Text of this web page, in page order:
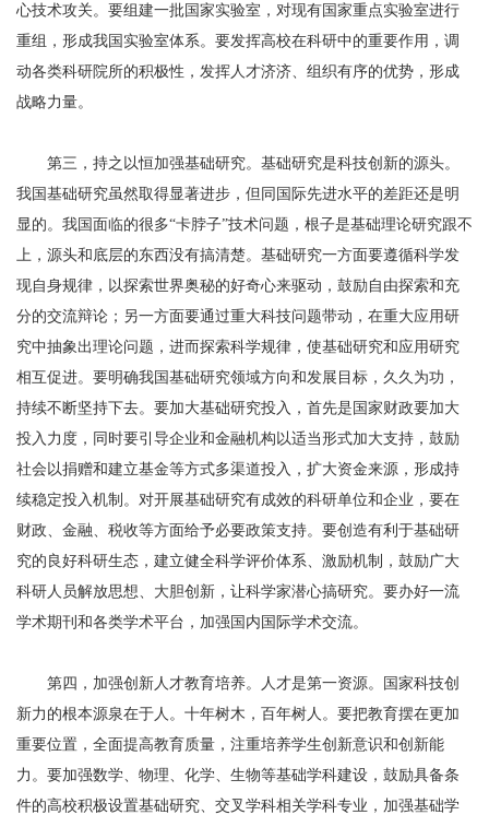
心技术攻关。要组建一批国家实验室，对现有国家重点实验室进行
重组，形成我国实验室体系。要发挥高校在科研中的重要作用，调
动各类科研院所的积极性，发挥人才济济、组织有序的优势，形成
战略力量。
第三，持之以恒加强基础研究。基础研究是科技创新的源头。
我国基础研究虽然取得显著进步，但同国际先进水平的差距还是明
显的。我国面临的很多“卡脖子”技术问题，根子是基础理论研究跟不
上，源头和底层的东西没有搞清楚。基础研究一方面要遵循科学发
现自身规律，以探索世界奥秘的好奇心来驱动，鼓励自由探索和充
分的交流辩论；另一方面要通过重大科技问题带动，在重大应用研
究中抽象出理论问题，进而探索科学规律，使基础研究和应用研究
相互促进。要明确我国基础研究领域方向和发展目标，久久为功，
持续不断坚持下去。要加大基础研究投入，首先是国家财政要加大
投入力度，同时要引导企业和金融机构以适当形式加大支持，鼓励
社会以捐赠和建立基金等方式多渠道投入，扩大资金来源，形成持
续稳定投入机制。对开展基础研究有成效的科研单位和企业，要在
财政、金融、税收等方面给予必要政策支持。要创造有利于基础研
究的良好科研生态，建立健全科学评价体系、激励机制，鼓励广大
科研人员解放思想、大胆创新，让科学家潜心搞研究。要办好一流
学术期刊和各类学术平台，加强国内国际学术交流。
第四，加强创新人才教育培养。人才是第一资源。国家科技创
新力的根本源泉在于人。十年树木，百年树人。要把教育摆在更加
重要位置，全面提高教育质量，注重培养学生创新意识和创新能
力。要加强数学、物理、化学、生物等基础学科建设，鼓励具备条
件的高校积极设置基础研究、交叉学科相关学科专业，加强基础学